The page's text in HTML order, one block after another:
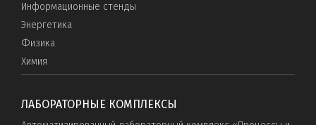
Информационные стенды
Энергетика
Физика
Химия
ЛАБОРАТОРНЫЕ КОМПЛЕКСЫ